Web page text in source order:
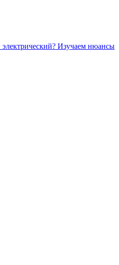
Изучаем нюансы